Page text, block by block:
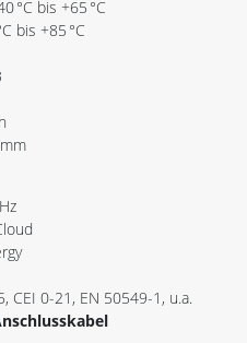
°C bis +65 °C
bis +85 °C
CEI 0-21, EN 50549-1, u.a.